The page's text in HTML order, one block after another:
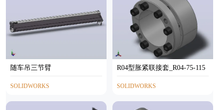
随车吊三节臂
SOLIDWORKS
R04型胀紧联接套_R04-75-115
SOLIDWORKS